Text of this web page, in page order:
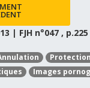
| FJH n°047 , p.225
Protection
Images